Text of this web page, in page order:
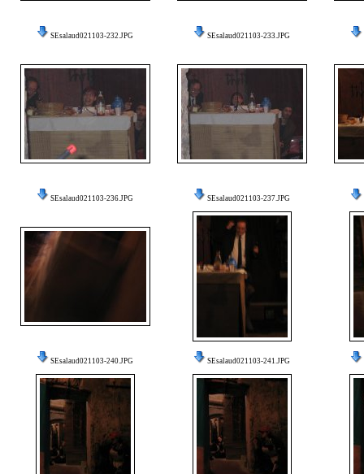
SEsalaud021103-232.JPG SEsalaud021103-233.JPG
SEsalaud021103-236.JPG SEsalaud021103-237.JPG
SEsalaud021103-240.JPG SEsalaud021103-241.JPG